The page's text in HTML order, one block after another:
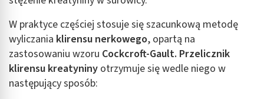
W praktyce częściej stosuje się szacunkową metodę
wyliczania klirensu nerkowego, opartą na
zastosowaniu wzoru Cockcroft-Gault. Przelicznik
klirensu kreatyniny otrzymuje się wedle niego w
następujący sposób: